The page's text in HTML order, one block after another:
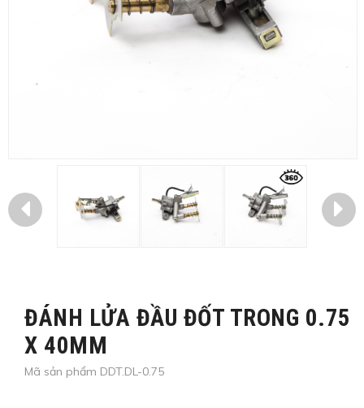
ĐÁNH LỬA ĐẦU ĐỐT TRONG 0.75
X 40MM
Mã sản phẩm DDT.DL-0.75